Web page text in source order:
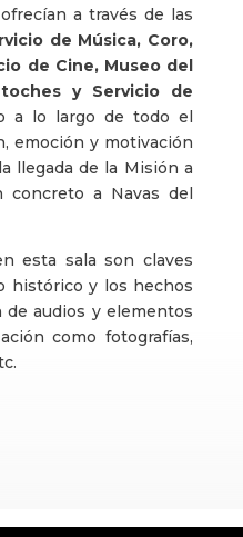
a través de las
de Música, Coro,
de Cine, Museo del
y Servicio de
a lo largo de todo el
emoción y motivación
llegada de la Misión a
a Navas del
esta sala son claves
histórico y los hechos
de audios y elementos
como fotografías,